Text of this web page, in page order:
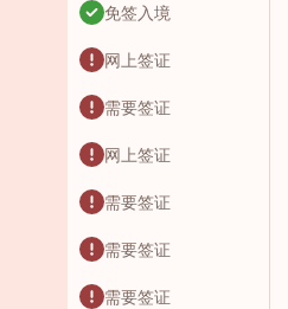
免签入境
网上签证
需要签证
网上签证
需要签证
需要签证
需要签证